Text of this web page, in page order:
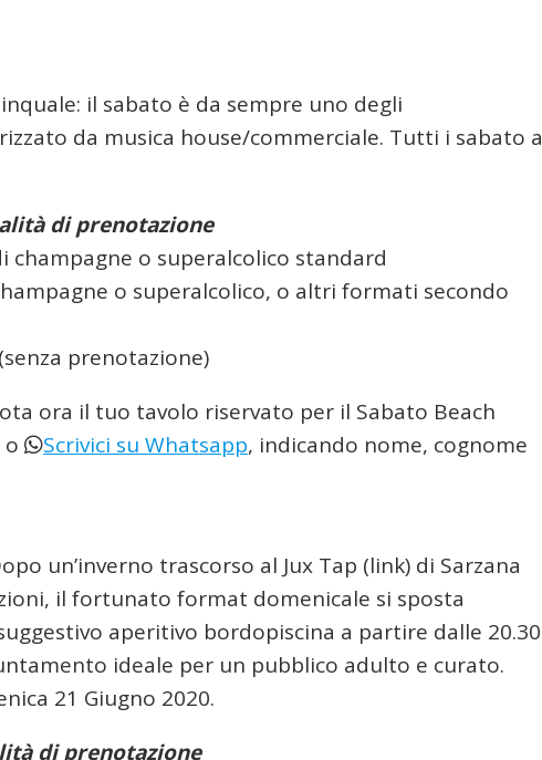
il sabato è da sempre uno degli
da musica house/commerciale. Tutti i sabato a
di prenotazione
o superalcolico standard
o superalcolico, o altri formati secondo
prenotazione)
ora il tuo tavolo riservato per il Sabato Beach
o Scrivici su Whatsapp, indicando nome, cognome
un’inverno trascorso al Jux Tap (link) di Sarzana
il fortunato format domenicale si sposta
aperitivo bordopiscina a partire dalle 20.30
ideale per un pubblico adulto e curato.
21 Giugno 2020.
di prenotazione